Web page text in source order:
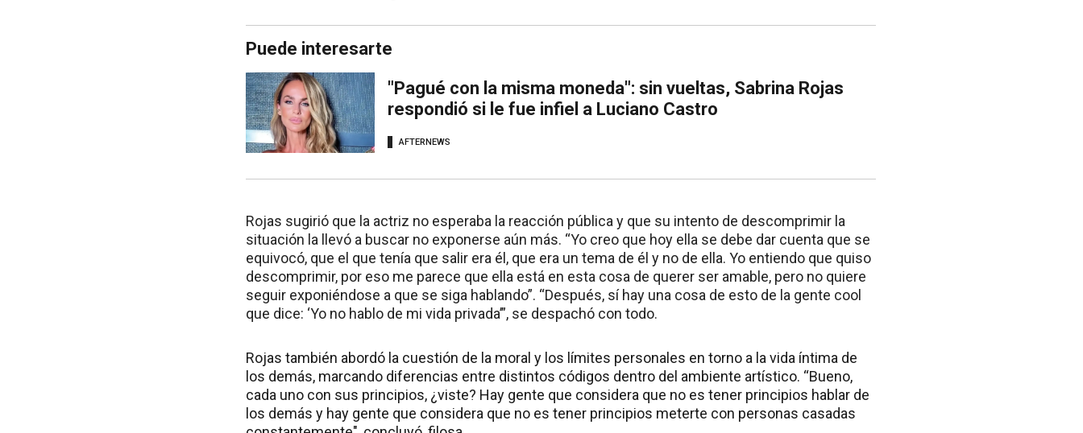
Puede interesarte
"Pagué con la misma moneda": sin vueltas, Sabrina Rojas
respondió si le fue infiel a Luciano Castro
AFTERNEWS
Rojas sugirió que la actriz no esperaba la reacción pública y que su intento de descomprimir la
situación la llevó a buscar no exponerse aún más. “Yo creo que hoy ella se debe dar cuenta que se
equivocó, que el que tenía que salir era él, que era un tema de él y no de ella. Yo entiendo que quiso
descomprimir, por eso me parece que ella está en esta cosa de querer ser amable, pero no quiere
seguir exponiéndose a que se siga hablando”. “Después, sí hay una cosa de esto de la gente cool
que dice: ‘Yo no hablo de mi vida privada’”, se despachó con todo.
Rojas también abordó la cuestión de la moral y los límites personales en torno a la vida íntima de
los demás, marcando diferencias entre distintos códigos dentro del ambiente artístico. “Bueno,
cada uno con sus principios, ¿viste? Hay gente que considera que no es tener principios hablar de
los demás y hay gente que considera que no es tener principios meterte con personas casadas